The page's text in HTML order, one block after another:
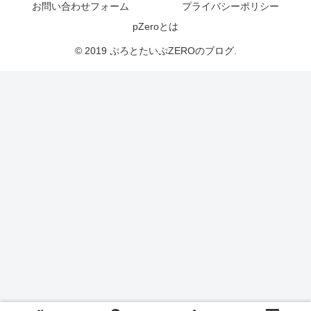
お問い合わせフォーム
プライバシーポリシー
pZeroとは
© 2019 ぷろとたいぷZEROのブログ.